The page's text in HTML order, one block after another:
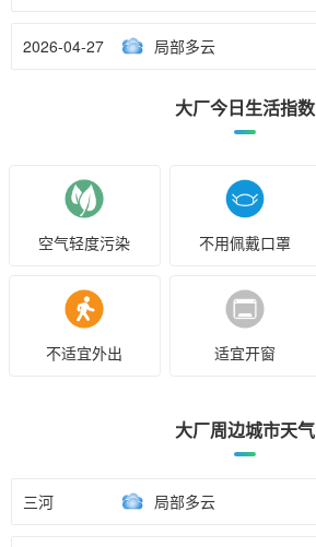
2026-04-27 局部多云
大厂今日生活指数
空气轻度污染 不用佩戴口罩
不适宜外出 适宜开窗
大厂周边城市天气
三河 局部多云